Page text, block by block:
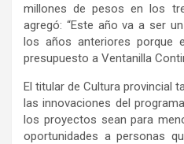
millones de pesos en los
agregó: “Este año va a ser
los años anteriores porque
presupuesto a Ventanilla
El titular de Cultura provincial
las innovaciones del
los proyectos sean para
oportunidades a personas